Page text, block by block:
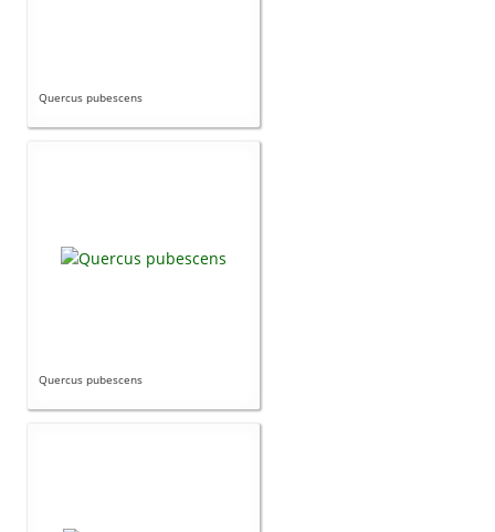
Quercus pubescens
Quercus pubescens